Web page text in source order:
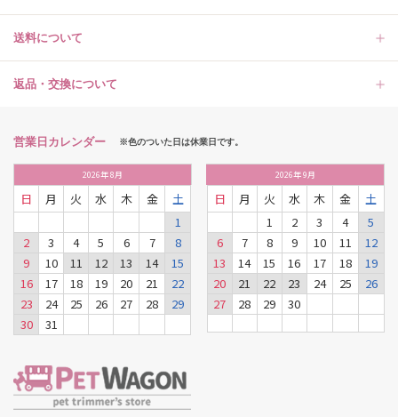
送料について
返品・交換について
営業日カレンダー ※色のついた日は休業日です。
2026年8月
日 月 火 水 木 金
土
1
2
3 4 5 6 7
8
9
10 11 12 13 14
15
16
17 18 19 20 21
22
23
24 25 26 27 28
29
30
31
2026年9月
日 月 火 水 木 金
土
1
2 3 4
5
6
7 8 9 10 11
12
13
14 15 16 17 18
19
20
21 22 23 24 25
26
27
28 29 30